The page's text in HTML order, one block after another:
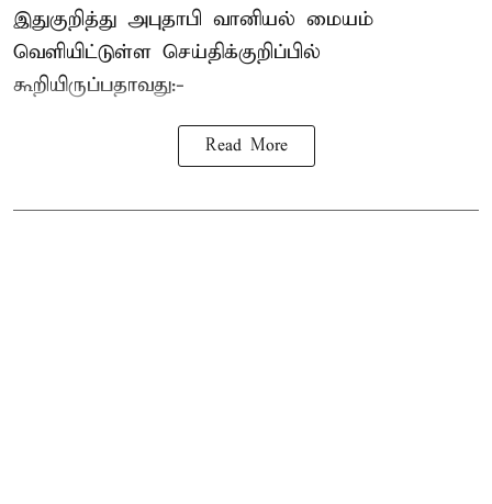
இதுகுறித்து அபுதாபி வானியல் மையம்
வெளியிட்டுள்ள செய்திக்குறிப்பில்
கூறியிருப்பதாவது:-
Read More